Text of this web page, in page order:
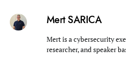
Mert SARICA
Mert is a cybersecurity
researcher, and speaker